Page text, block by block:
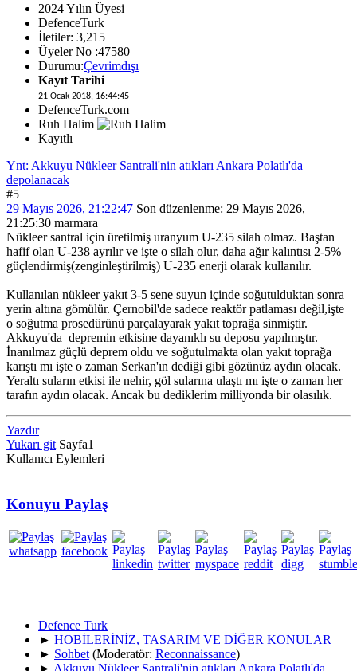
2024 Yılın Üyesi
DefenceTurk
İletiler: 3,215
Üyeler No :47580
Durumu:Çevrimdışı
Kayıt Tarihi
21 Ocak 2018, 16:44:45
DefenceTurk.com
Ruh Halim
Kayıtlı
Ynt: Akkuyu Nükleer Santrali'nin atıkları Ankara Polatlı'da
depolanacak
#5
29 Mayıs 2026, 21:22:47 Son düzenlenme: 29 Mayıs 2026,
21:25:30 marmara
Nükleer santral için üretilmiş uranyum U-235 silah olmaz. Baştan
hafif olan U-238 ayrılır ve işte o silah olur, daha ağır kalıntısı 2-5%
güçlendirmiş(zenginleştirilmiş) U-235 enerji olarak kullanılır.
Kullanılan nükleer yakıt 3-5 sene suyun içinde soğutulduktan sonra
yerin altına gömülür. Çernobil'de sadece reaktör patlaması değil,işte
o soğutma prosedürünü parçalayarak yakıt toprağa sinmiştir.
Akkuyu'da depremin etkisine dayanıklı su deposu yapılmıştır.
İnanılmaz güçlü deprem oldu ve soğutulmakta olan yakıt toprağa
karıştı mı işte o zaman Serkan'ın dediği gibi gözünüz aydın olacak.
Yeraltı suların etkisi ile nehir, göl sularına ulaştı mı işte o zaman her
tarafın aydın olacak. Ancak bu dediklerim milliyonda bir olasılık.
Yazdır
Yukarı git Sayfa1
Kullanıcı Eylemleri
Konuyu Paylaş
Defence Turk
► HOBİLERİNİZ, TASARIM VE DİĞER KONULAR
► Sohbet (Moderatör: Reconnaissance)